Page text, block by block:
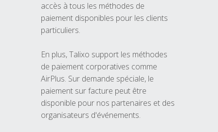
accès à tous les méthodes de
paiement disponibles pour les clients
particuliers.
En plus, Talixo support les méthodes
de paiement corporatives comme
AirPlus. Sur demande spéciale, le
paiement sur facture peut être
disponible pour nos partenaires et des
organisateurs d'événements.